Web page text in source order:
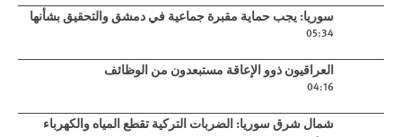
Play videoسوريا: يجب حماية مقبرة جماعية في دمشق والتحقيق بشأنها
05:34
Play videoالعراقيون ذوو الإعاقة مستبعدون من الوظائف
04:16
Play videoشمال شرق سوريا: الضربات التركية تقطع المياه والكهرباء